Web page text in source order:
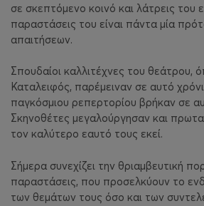
σε σκεπτόμενο κοινό και λάτρεις του
παραστάσεις του είναι πάντα μία
απαιτήσεων.
Σπουδαίοι καλλιτέχνες του θεάτρου,
Καταλειφός, παρέμειναν σε αυτό
παγκόσμιου ρεπερτορίου βρήκαν σε
Σκηνοθέτες μεγαλούργησαν και
τον καλύτερο εαυτό τους εκεί.
Σήμερα συνεχίζει την θριαμβευτική
παραστάσεις, που προσελκύουν το
των θεμάτων τους όσο και των